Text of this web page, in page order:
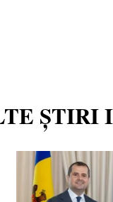
ȘTIRI